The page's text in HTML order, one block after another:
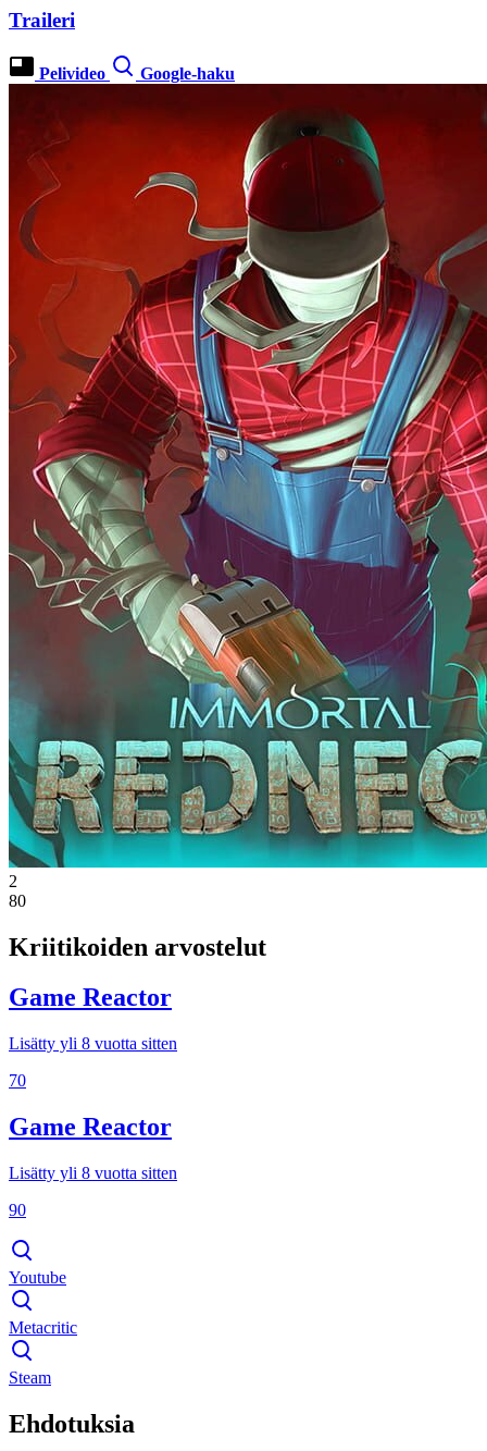
Traileri
Pelivideo Google-haku
2
80
Kriitikoiden arvostelut
Game Reactor
Lisätty yli 8 vuotta sitten
70
Game Reactor
Lisätty yli 8 vuotta sitten
90
Youtube
Metacritic
Steam
Ehdotuksia